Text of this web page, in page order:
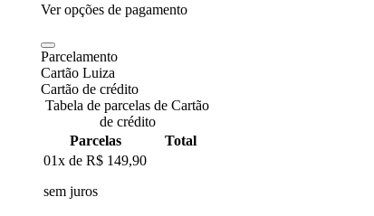
Ver opções de pagamento
Parcelamento
Cartão Luiza
Cartão de crédito
Tabela de parcelas de Cartão
de crédito
Parcelas
Total
01x de R$ 149,90
sem juros